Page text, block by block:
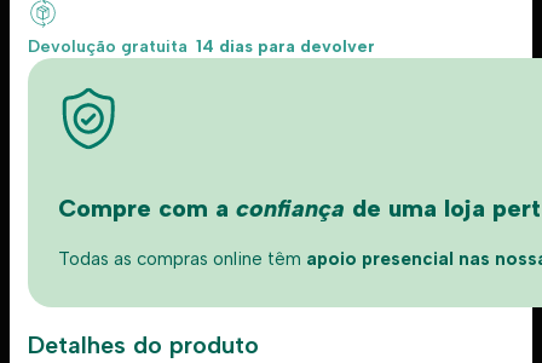
Devolução gratuita 14 dias para devolver
Compre com a confiança de uma loja
Todas as compras online têm apoio presencial nas
Detalhes do produto